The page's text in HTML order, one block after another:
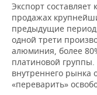
Экспорт
продажах
предыдущие
одной трети
алюминия, более
платиновой
внутреннего рынка
«переварить»